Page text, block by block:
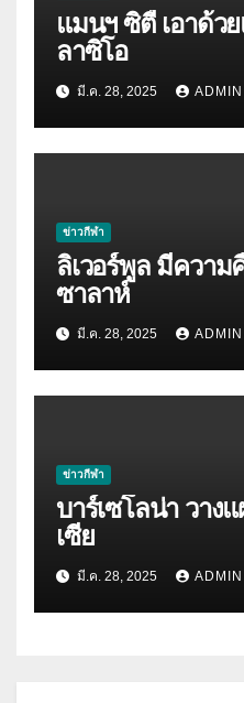
แมนฯ ซิตี้ เอาด้ว
ลาซิโอ
มี.ค. 28, 2025 ADMIN
ข่าวกีฬา
ลิเวอร์พูล มีควา
ซาลาห์
มี.ค. 28, 2025 ADMIN
ข่าวกีฬา
บาร์เซโลน่า วา
เซีย
มี.ค. 28, 2025 ADMIN